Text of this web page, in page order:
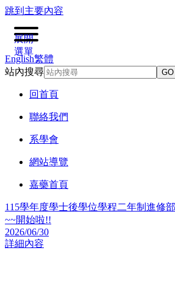
跳到主要內容
展開
選單
English繁體
站內搜尋
GO
回首頁
聯絡我們
系學會
網站導覽
嘉藥首頁
115學年度學士後學位學程二年制進修
~~開始啦!!
2026/06/30
詳細內容